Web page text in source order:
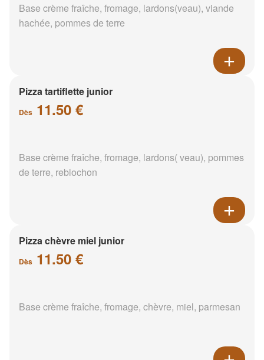
Base crème fraîche, fromage, lardons(veau), viande
hachée, pommes de terre
Pizza tartiflette junior
Dès 11.50 €
Base crème fraîche, fromage, lardons( veau), pommes
de terre, reblochon
Pizza chèvre miel junior
Dès 11.50 €
Base crème fraîche, fromage, chèvre, miel, parmesan